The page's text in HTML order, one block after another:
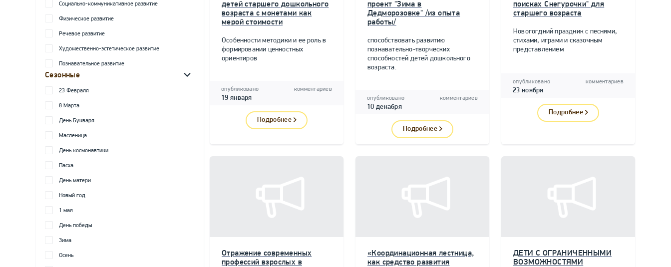
Социально-коммуникативное развитие
Физическое развитие
Речевое развитие
Художественно-эстетическое развитие
Познавательное развитие
Сезонные
23 Февраля
8 Марта
День Букваря
Масленица
День космонавтики
Пасха
День матери
Новый год
1 мая
День победы
Зима
Осень
детей старшего дошкольного
возраста с монетами как
мерой стоимости
Особенности методики и ее роль в
формировании ценностных
ориентиров
опубликовано
19 января
комментариев
Подробнее
проект "Зима в
Дедморозовке" /из опыта
работы/
способствовать развитию
познавательно-творческих
способностей детей дошкольного
возраста.
опубликовано
10 декабря
комментариев
Подробнее
поисках Снегурочки" для
старшего возраста
Новогогдний праздник с песнями,
стихами, играми и сказочным
представлением
опубликовано
23 ноября
комментариев
Подробнее
Отражение современных
профессий взрослых в
«Координационная лестница,
как средство развития
ДЕТИ С ОГРАНИЧЕННЫМИ
ВОЗМОЖНОСТЯМИ